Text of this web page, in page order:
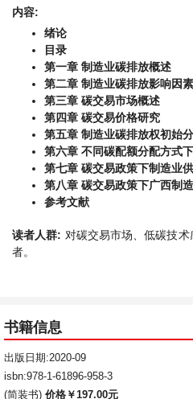
内容:
绪论
目录
第一章 制造业碳排放概述
第二章 制造业碳排放影响因
第三章 碳交易市场概述
第四章 碳交易价格研究
第五章 制造业碳排放权初始
第六章 不同碳配额分配方式
第七章 碳交易政策下制造业
第八章 碳交易政策下广西制
参考文献
读者人群: 对碳交易市场、低碳技
者。
书籍信息
出版日期:2020-09
isbn:978-1-61896-958-3
(简装书) 价格￥197.00元